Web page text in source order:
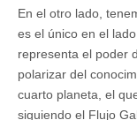
En el otro lado,
es el único en el
representa el poder
polarizar del
cuarto planeta, el
siguiendo el Flujo